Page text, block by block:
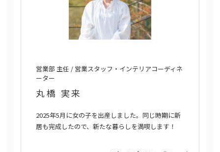
営業部 主任 / 営業スタッフ・インテリアコーディネ
ーター
丸橋 実来
2025年5月に女の子を出産しました。同じ時期に新
居も完成したので、新たな暮らしを満喫します！